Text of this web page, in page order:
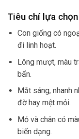
Tiêu chí lựa
Con giống có
đi linh hoạt.
Lông mượt, màu
bẩn.
Mắt sáng, nhanh
đờ hay mệt mỏi.
Mỏ và chân có
biến dạng.